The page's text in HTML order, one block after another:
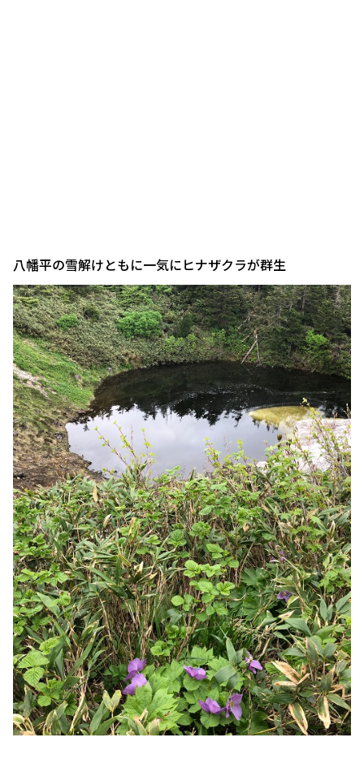
八幡平の雪解けともに一気にヒナザクラが群生